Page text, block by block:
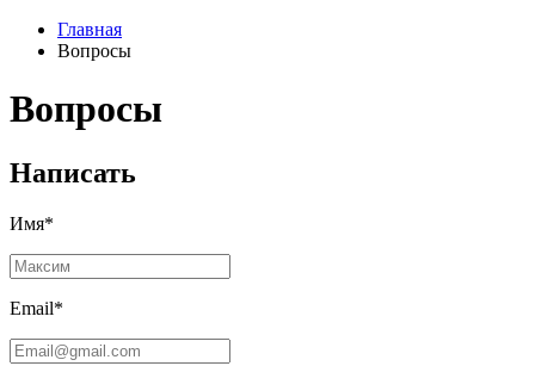
Главная
Вопросы
Вопросы
Написать
Имя*
Email*